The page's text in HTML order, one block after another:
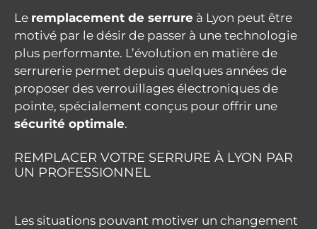
Le remplacement de serrure à Lyon peut être
motivé par le désir de passer à une technologie
plus performante. L’évolution en matière de
serrurerie permet depuis quelques années de
proposer des verrouillages électroniques de
pointe, spécialement conçus pour offrir une
sécurité optimale.
REMPLACER VOTRE SERRURE À LYON PAR
UN PROFESSIONNEL
Les situations pouvant motiver un changement